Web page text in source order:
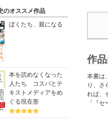
のオススメ作品
ぼくたち、親になる
本を読めなくなった
人たち コスパとテ
キストメディアをめ
ぐる現在形
作
本書は
り、さ
れば、
「『